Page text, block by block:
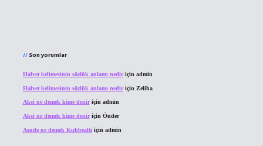
Son yorumlar
Halvet kelimesinin sözlük anlamı nediriçin admin
Halvet kelimesinin sözlük anlamı nediriçin Zeliha
Aksi ne demek kime deniriçin admin
Aksi ne demek kime deniriçin Önder
Asude ne demek Kubbealtı için admin